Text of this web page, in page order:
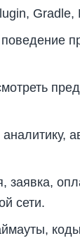
сети.